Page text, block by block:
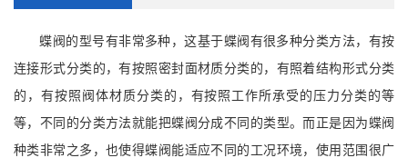
蝶阀的型号有非常多种，这基于蝶阀有很多种分类方法，有按
连接形式分类的，有按照密封面材质分类的，有照着结构形式分类
的，有按照阀体材质分类的，有按照工作所承受的压力分类的等
等，不同的分类方法就能把蝶阀分成不同的类型。而正是因为蝶阀
种类非常之多，也使得蝶阀能适应不同的工况环境，使用范围很广